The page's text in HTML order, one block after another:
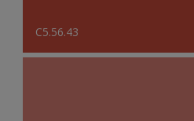
C5.56.43